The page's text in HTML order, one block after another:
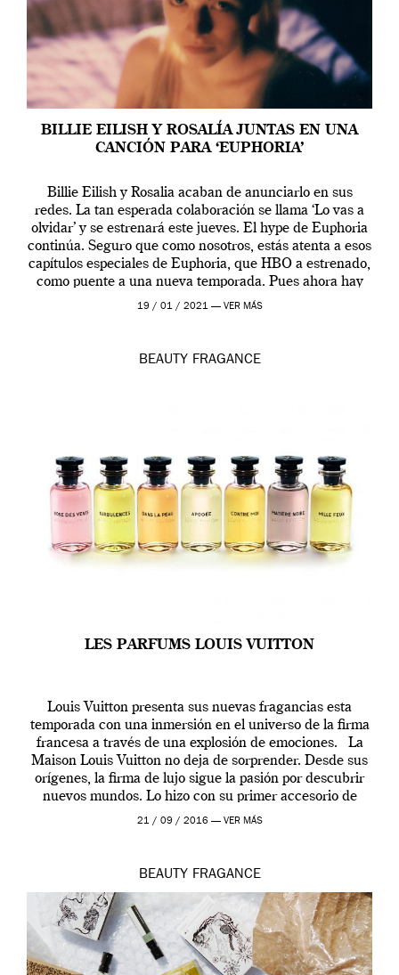
BILLIE EILISH Y ROSALÍA JUNTAS EN UNA
CANCIÓN PARA ‘EUPHORIA’
Billie Eilish y Rosalia acaban de anunciarlo en sus
redes. La tan esperada colaboración se llama ‘Lo vas a
olvidar’ y se estrenará este jueves. El hype de Euphoria
continúa. Seguro que como nosotros, estás atenta a esos
capítulos especiales de Euphoria, que HBO a estrenado,
como puente a una nueva temporada. Pues ahora hay
[…]
19 / 01 / 2021 — VER MÁS
BEAUTY FRAGANCE
LES PARFUMS LOUIS VUITTON
Louis Vuitton presenta sus nuevas fragancias esta
temporada con una inmersión en el universo de la firma
francesa a través de una explosión de emociones. La
Maison Louis Vuitton no deja de sorprender. Desde sus
orígenes, la firma de lujo sigue la pasión por descubrir
nuevos mundos. Lo hizo con su primer accesorio de
viaje, el […]
21 / 09 / 2016 — VER MÁS
BEAUTY FRAGANCE